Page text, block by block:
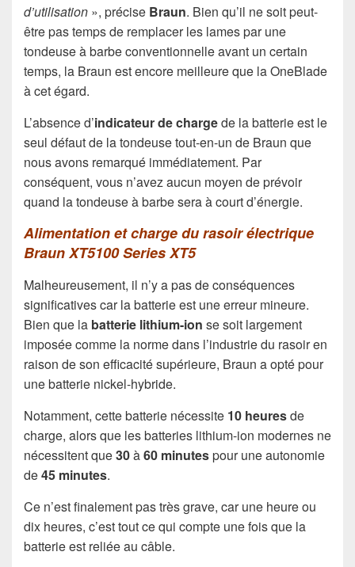
d’utilisation », précise Braun. Bien qu’il ne soit peut-
être pas temps de remplacer les lames par une
tondeuse à barbe conventionnelle avant un certain
temps, la Braun est encore meilleure que la OneBlade
à cet égard.
L’absence d’indicateur de chargede la batterie est le
seul défaut de la tondeuse tout-en-un de Braun que
nous avons remarqué immédiatement. Par
conséquent, vous n’avez aucun moyen de prévoir
quand la tondeuse à barbe sera à court d’énergie.
Alimentation et charge du rasoir électrique
Braun XT5100 Series XT5
Malheureusement, il n’y a pas de conséquences
significatives car la batterie est une erreur mineure.
Bien que la batterie lithium-ion se soit largement
imposée comme la norme dans l’industrie du rasoir en
raison de son efficacité supérieure, Braun a opté pour
une batterie nickel-hybride.
Notamment, cette batterie nécessite 10 heuresde
charge, alors que les batteries lithium-ion modernes ne
nécessitent que30à60 minutespour une autonomie
de45 minutes.
Ce n’est finalement pas très grave, car une heure ou
dix heures, c’est tout ce qui compte une fois que la
batterie est reliée au câble.